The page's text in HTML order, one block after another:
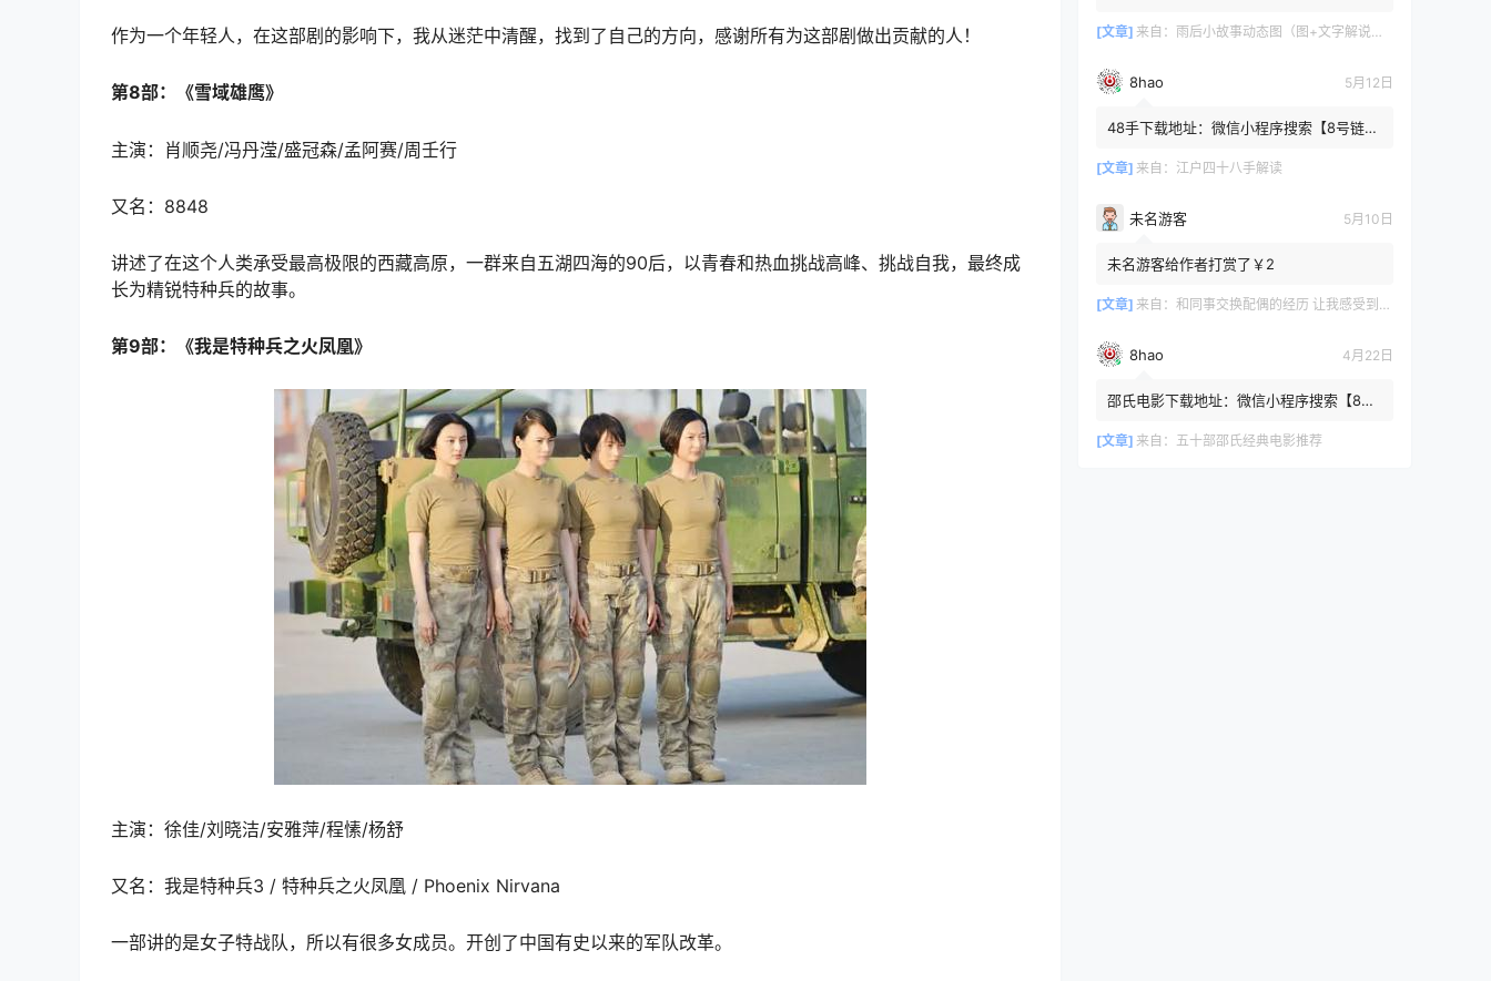
作为一个年轻人，在这部剧的影响下，我从迷茫中清醒，找到了自己的方向，感谢所有为这部剧做出贡献的人！
第8部：《雪域雄鹰》
主演：肖顺尧/冯丹滢/盛冠森/孟阿赛/周壬行
又名：8848
讲述了在这个人类承受最高极限的西藏高原，一群来自五湖四海的90后，以青春和热血挑战高峰、挑战自我，最终成
长为精锐特种兵的故事。
第9部：《我是特种兵之火凤凰》
主演：徐佳/刘晓洁/安雅萍/程愫/杨舒
又名：我是特种兵3 / 特种兵之火凤凰 / Phoenix Nirvana
一部讲的是女子特战队，所以有很多女成员。开创了中国有史以来的军队改革。
或保存下方二维码微信里...
[文章] 来自： 雨后小故事动态图（图+文字解说版）
8hao 5月12日
48手下载地址：微信小程序搜索【8号链
或保存下方二维码微信里识别
[文章] 来自： 江户四十八手解读
未名游客 5月10日
未名游客给作者打赏了￥2
[文章] 来自： 和同事交换配偶的经历 让我感受到了从未有过的快乐
8hao 4月22日
邵氏电影下载地址：微信小程序搜索【8号
令或保存下方二维码微...
[文章] 来自： 五十部邵氏经典电影推荐